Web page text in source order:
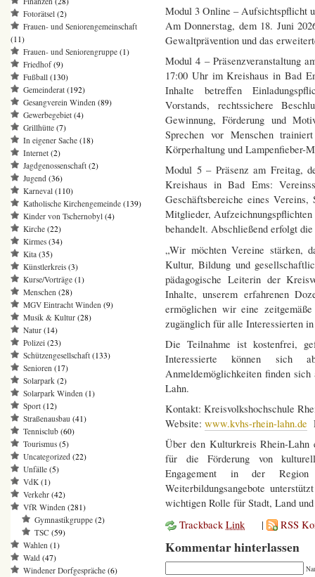
Modul 3 Online – Aufsichtspflicht
Am Donnerstag, dem 18. Juni
Gewaltprävention und das
Modul 4 – Präsenzveranstaltung
17:00 Uhr im Kreishaus in Bad
Inhalte betreffen
Vorstands, rechtssichere
Gewinnung, Förderung und
Sprechen vor Menschen
Körperhaltung und Lampenfieber-
Modul 5 – Präsenz am Freitag,
Kreishaus in Bad Ems:
Geschäftsbereiche eines Vereins,
Mitglieder,
behandelt. Abschließend erfolgt
„Wir möchten Vereine stärken,
Kultur, Bildung und
pädagogische Leiterin der
Inhalte, unserem erfahrenen
ermöglichen wir eine
zugänglich für alle Interessierten
Die Teilnahme ist kostenfrei,
Interessierte können sich
Anmeldemöglichkeiten finden
Lahn.
Kontakt: Kreisvolkshochschule
Website: www.kvhs-rhein-lahn.de
Über den Kulturkreis Rhein-
für die Förderung von
Engagement in der
Weiterbildungsangebote
wichtigen Rolle für Stadt, Land
Trackback Link | RSS
Kommentar hinterlassen
Fotorätsel (2)
Frauen- und Seniorengemeinschaft
(11)
Frauen- und Seniorengruppe (1)
Friedhof(9)
Fußball (130)
Gemeinderat (192)
Gesangverein Winden (89)
Gewerbegebiet (4)
Grillhütte (7)
In eigener Sache (18)
Internet (2)
Jagdgenossenschaft (2)
Jugend (36)
Karneval (110)
Katholische Kirchengemeinde (139)
Kinder von Tschernobyl (4)
Kirche (22)
Kirmes (34)
Kita (35)
Künstlerkreis (3)
Kurse/Vorträge (1)
Menschen (28)
MGV Eintracht Winden (9)
Musik & Kultur (28)
Natur (14)
Polizei (23)
Schützengesellschaft (133)
Senioren (17)
Solarpark (2)
Solarpark Winden (1)
Sport (12)
Straßenausbau (41)
Tennisclub (60)
Tourismus (5)
Uncategorized (22)
Unfälle (5)
VdK (1)
Verkehr (42)
VfR Winden (281)
Gymnastikgruppe (2)
TSC (59)
Wahlen (1)
Wald (47)
Windener Dorfgespräche (6)